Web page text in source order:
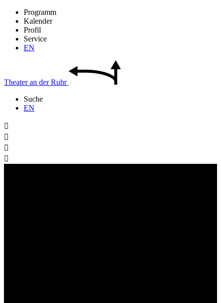
Programm
Kalender
Profil
Service
EN
Theateran derRuhr
Suche
EN



